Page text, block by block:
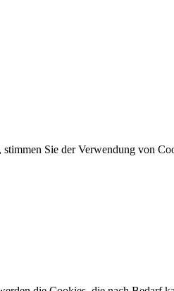
Sie der Verwendung von